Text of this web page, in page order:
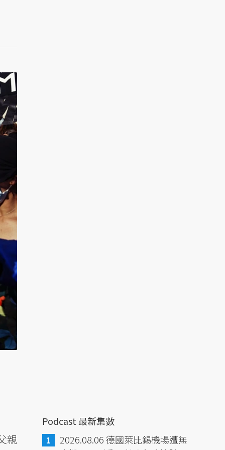
親
Podcast 最新集數
2026.08.06 德國萊比錫機場遭無